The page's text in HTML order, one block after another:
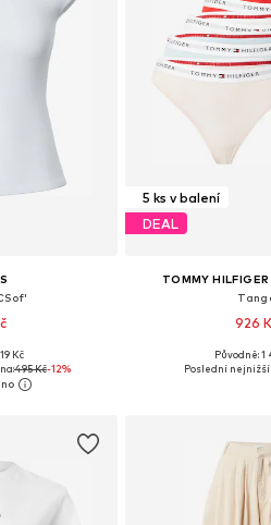
XS, S, M, L
Kč
495 Kč-12%
5 ks v balení
DEAL
TOMMY
926
Dostupné velikosti:
Původně: 1
Poslední nejnižší